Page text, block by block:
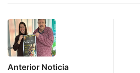
Anterior Noticia